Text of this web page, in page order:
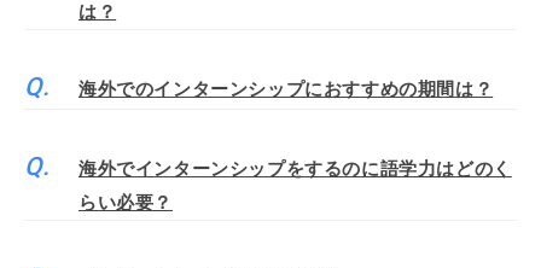
は？
海外でのインターンシップにおすすめの期間は？
海外でインターンシップをするのに語学力はどのく
らい必要？